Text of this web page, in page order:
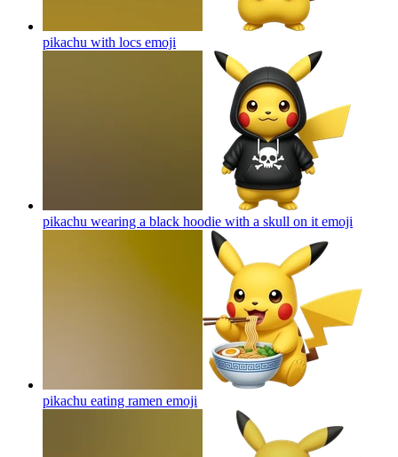
pikachu with locs emoji
pikachu wearing a black hoodie with a skull on it emoji
pikachu eating ramen emoji